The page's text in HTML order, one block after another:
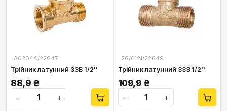
А0204А/22647
Трійник латунний ЗЗВ 1/2''
88,9 ₴
−
+
26/6121/22649
Трійник латунний ЗЗЗ 1/2''
109,9 ₴
−
+